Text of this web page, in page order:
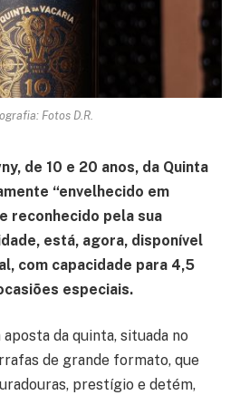
Fotos D.R.
de 10 e 20 anos, da Quinta
“envelhecido em
reconhecido pela sua
está, agora, disponível
com capacidade para 4,5
especiais.
da quinta, situada no
de grande formato, que
prestígio e detém,